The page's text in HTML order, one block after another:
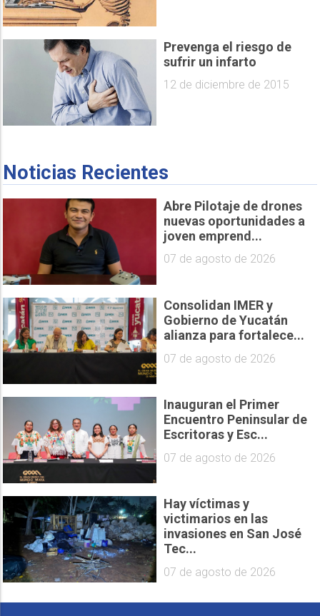
Prevenga el riesgo de
sufrir un infarto
12 de diciembre de 2015
Noticias Recientes
Abre Pilotaje de drones
nuevas oportunidades a
joven emprend...
07 de agosto de 2026
Consolidan IMER y
Gobierno de Yucatán
alianza para fortalece...
07 de agosto de 2026
Inauguran el Primer
Encuentro Peninsular de
Escritoras y Esc...
07 de agosto de 2026
Hay víctimas y
victimarios en las
invasiones en San José
Tec...
07 de agosto de 2026